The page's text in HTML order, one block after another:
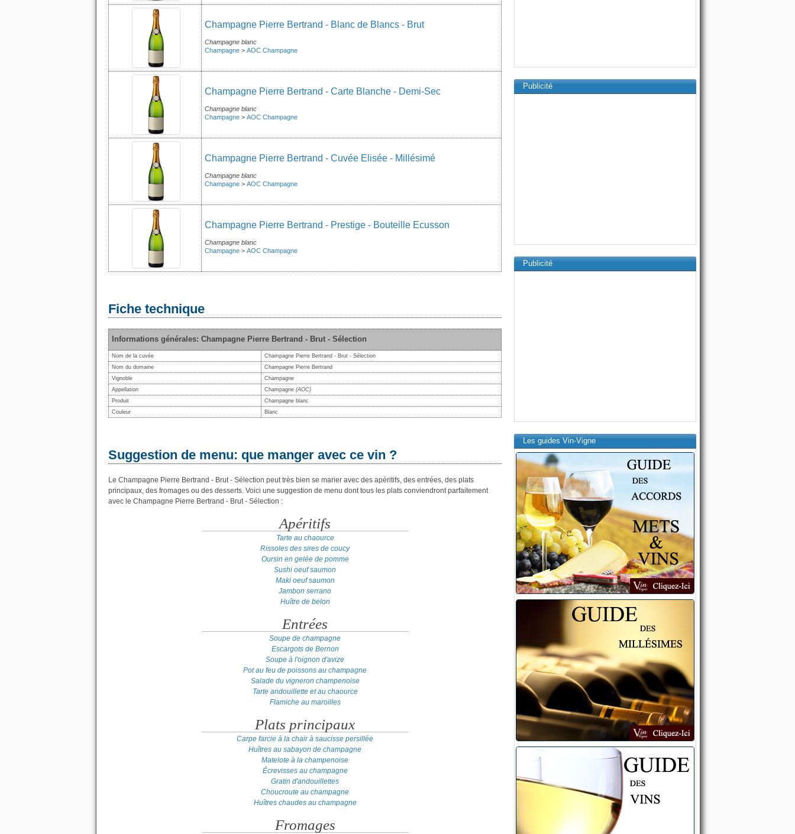
Champagne Pierre Bertrand - Blanc de Blancs - Brut
Champagne blanc
Champagne > AOC Champagne
Champagne Pierre Bertrand - Carte Blanche - Demi-Sec
Champagne blanc
Champagne > AOC Champagne
Champagne Pierre Bertrand - Cuvée Elisée - Millésimé
Champagne blanc
Champagne > AOC Champagne
Champagne Pierre Bertrand - Prestige - Bouteille Ecusson
Champagne blanc
Champagne > AOC Champagne
Fiche technique
Informations générales: Champagne Pierre Bertrand - Brut - Sélection
Nom de la cuvée
Champagne Pierre Bertrand - Brut - Sélection
Nom du domaine
Champagne Pierre Bertrand
Vignoble
Champagne
Appellation
Champagne (AOC)
Produit
Champagne blanc
Couleur
Blanc
Suggestion de menu: que manger avec ce vin ?
Le Champagne Pierre Bertrand - Brut - Sélection peut très bien se marier avec des apéritifs, des entrées, des plats
principaux, des fromages ou des desserts. Voici une suggestion de menu dont tous les plats conviendront parfaitement
avec le Champagne Pierre Bertrand - Brut - Sélection :
Apéritifs
Tarte au chaource
Rissoles des sires de coucy
Oursin en gelée de pomme
Sushi oeuf saumon
Maki oeuf saumon
Jambon serrano
Huître de belon
Entrées
Soupe de champagne
Escargots de Bernon
Soupe à l'oignon d'avize
Pot au feu de poissons au champagne
Salade du vigneron champenoise
Tarte andouillette et au chaource
Flamiche au maroilles
Plats principaux
Carpe farcie à la chair à saucisse persillée
Huîtres au sabayon de champagne
Matelote à la champenoise
Écrevisses au champagne
Gratin d'andouillettes
Choucroute au champagne
Huîtres chaudes au champagne
Fromages
Publicité
Publicité
Les guides Vin-Vigne